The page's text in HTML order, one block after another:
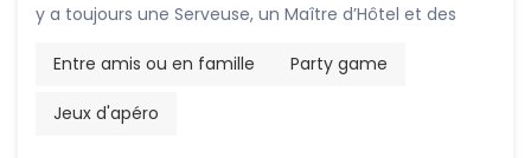
y a toujours une Serveuse, un Maître d’Hôtel et des
l’appli. elle aura ses écouteurs sur les oreilles et pourra
prendre les commandes des clients qu’elle
transmettra aux Cuistots et surtout au Maître d’Hôtel.
Entre amis ou en famille Party game
Jeux d'apéro